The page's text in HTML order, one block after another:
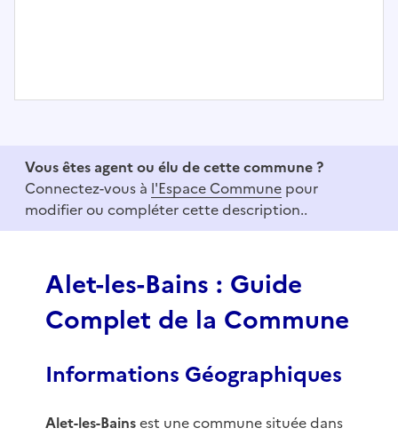
f
Vous êtes agent ou élu de cette commune ?
Connectez-vous à l'Espace Commune pour
modifier ou compléter cette description..
Alet-les-Bains : Guide
Complet de la Commune
Informations Géographiques
Alet-les-Bainsest une commune située dans